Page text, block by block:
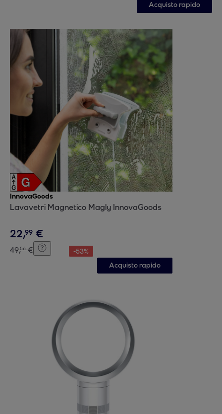
Acquisto rapido
InnovaGoods
Lavavetri Magnetico Magly InnovaGoods
22,99 €
49,56 € -53%
Acquisto rapido